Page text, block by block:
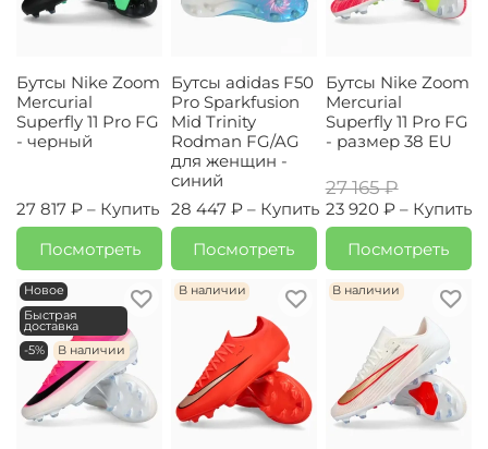
Бутсы Nike Zoom
Mercurial
Superfly 11 Pro FG
- черный
27 817 ₽ – Купить
Посмотреть
Бутсы adidas F50
Pro Sparkfusion
Mid Trinity
Rodman FG/AG
для женщин -
синий
28 447 ₽ – Купить
Посмотреть
Бутсы Nike Zoom
Mercurial
Superfly 11 Pro FG
- размер 38 EU
27 165 ₽
23 920 ₽ – Купить
Посмотреть
Новое
Быстрая
доставка
-5%
В наличии
В наличии В наличии